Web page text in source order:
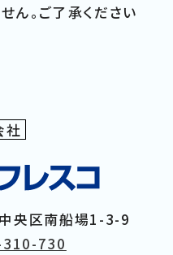
ん。ご了承ください
社
央区南船場1-3-9
730